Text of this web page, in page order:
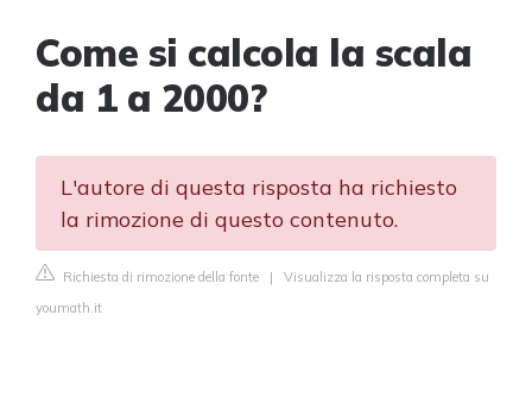
Come si calcola la scala
da 1 a 2000?
L'autore di questa risposta ha richiesto
la rimozione di questo contenuto.
Richiesta di rimozione della fonte | Visualizza la risposta completa su
youmath.it